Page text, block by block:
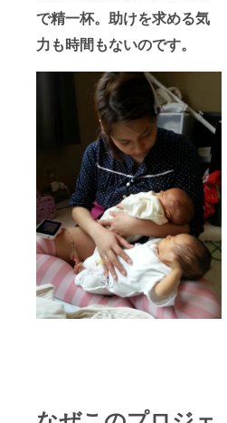
で精一杯。 助けを求める気
力も時間もないのです。